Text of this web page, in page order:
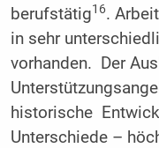
berufstätig16.
in sehr
vorhanden. Der
historische
Unterschiede –